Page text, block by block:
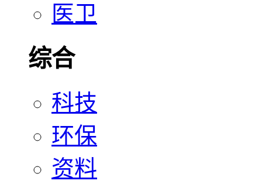
医卫
综合
科技
环保
资料